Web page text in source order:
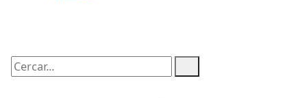
Cercar: